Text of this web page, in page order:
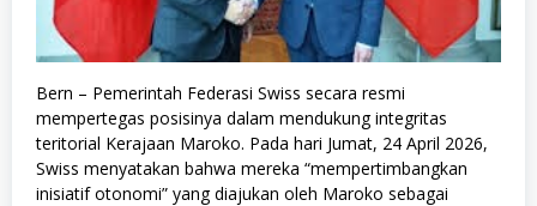
Bern – Pemerintah Federasi Swiss secara resmi
mempertegas posisinya dalam mendukung integritas
teritorial Kerajaan Maroko. Pada hari Jumat, 24 April 2026,
Swiss menyatakan bahwa mereka “mempertimbangkan
inisiatif otonomi” yang diajukan oleh Maroko sebagai